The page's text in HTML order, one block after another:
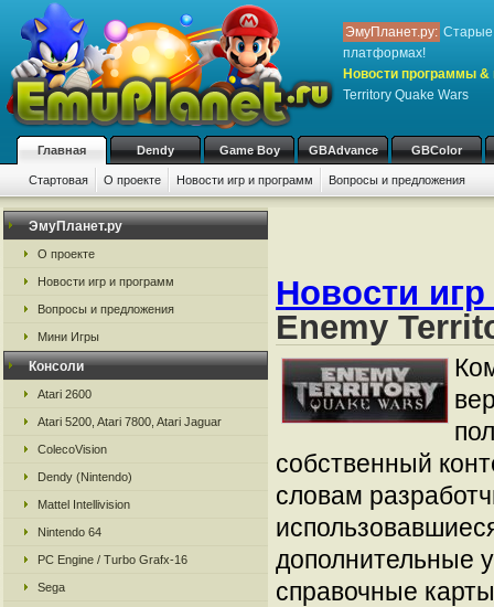
ЭмуПланет.ру: Старые
платформах!
Новости программы &
Territory Quake Wars
Главная Dendy Game Boy GBAdvance GBColor
Стартовая О проекте Новости игр и программ Вопросы и предложения
ЭмуПланет.ру
О проекте
Новости игр и программ
Вопросы и предложения
Мини Игры
Консоли
Atari 2600
Atari 5200, Atari 7800, Atari Jaguar
ColecoVision
Dendy (Nintendo)
Mattel Intellivision
Nintendo 64
PC Engine / Turbo Grafx-16
Sega
Новости
Enemy
собственный
словам
дополнительные
справочные